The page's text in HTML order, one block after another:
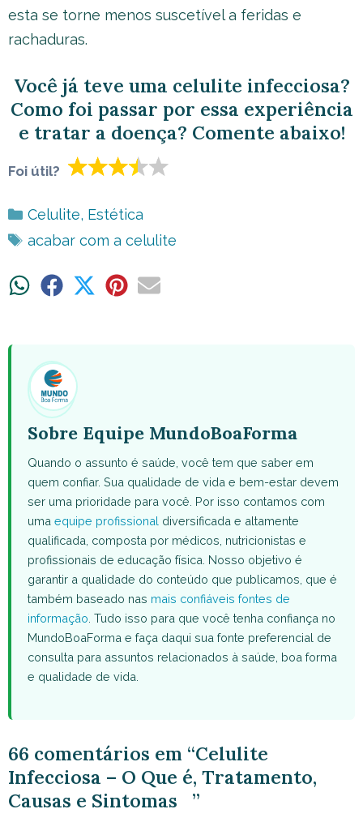
esta se torne menos suscetível a feridas e
rachaduras.
Você já teve uma celulite infecciosa?
Como foi passar por essa experiência
e tratar a doença? Comente abaixo!
Foi útil?
Categorias
Celulite, Estética
Tags
acabar com a celulite
ShareShare ShareShareShare
Sobre Equipe MundoBoaForma
Quando o assunto é saúde, você tem que saber em
quem confiar. Sua qualidade de vida e bem-estar devem
ser uma prioridade para você. Por isso contamos com
uma equipe profissional diversificada e altamente
qualificada, composta por médicos, nutricionistas e
profissionais de educação física. Nosso objetivo é
garantir a qualidade do conteúdo que publicamos, que é
também baseado nas mais confiáveis fontes de
informação . Tudo isso para que você tenha confiança no
MundoBoaForma e faça daqui sua fonte preferencial de
consulta para assuntos relacionados à saúde, boa forma
e qualidade de vida.
66 comentários em “Celulite
Infecciosa – O Que é, Tratamento,
Causas e Sintomas ”